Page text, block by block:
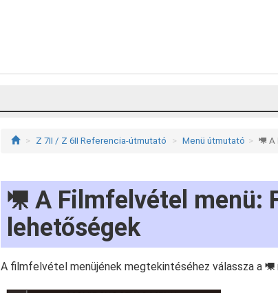
Z 7II / Z 6II Referencia-útmutató Menü útmutató 1 A
1 A Filmfelvétel menü:
lehetőségek
A filmfelvétel menüjének megtekintéséhez válassza a 1